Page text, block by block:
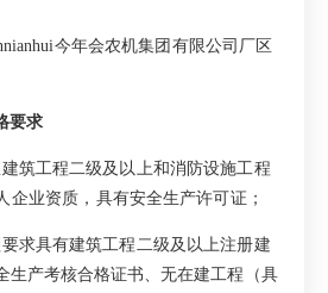
今年会农机集团有限公司 厂区
要求
筑工程二级及以上和消防设施工程
企业资质，具有安全生产许可证；
求具有建筑工程二级及以上注册建
生产考核合格证书 、无在建工程（具